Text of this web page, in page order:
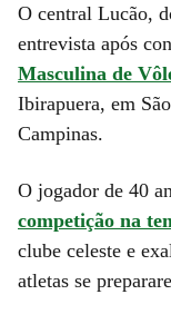
O central Lucão,
entrevista após
Masculina de
Ibirapuera, em
Campinas.
O jogador de 40
competição na
clube celeste e
atletas se